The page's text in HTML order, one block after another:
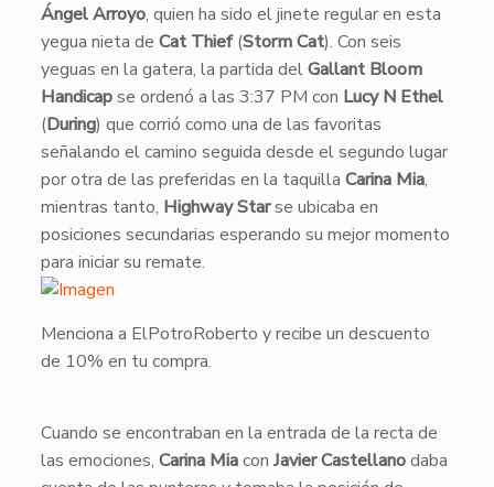
Ángel Arroyo, quien ha sido el jinete regular en esta
yegua nieta de Cat Thief(Storm Cat). Con seis
yeguas en la gatera, la partida delGallant Bloom
Handicapse ordenó a las 3:37 PM con Lucy N Ethel
(During) que corrió como una de las favoritas
señalando el camino seguida desde el segundo lugar
por otra de las preferidas en la taquilla Carina Mia,
mientras tanto, Highway Starse ubicaba en
posiciones secundarias esperando su mejor momento
para iniciar su remate.
Menciona a ElPotroRoberto y recibe un descuento
de 10% en tu compra.
​Cuando se encontraban en la entrada de la recta de
las emociones, Carina Miacon Javier Castellanodaba